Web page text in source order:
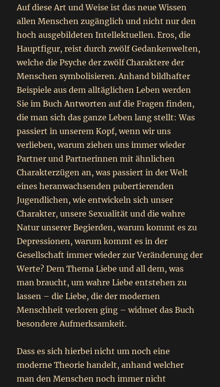
Auf diese Art und Weise ist das neue Wissen
allen Menschen zugänglich und nicht nur den
hoch ausgebildeten Intellektuellen. Eros, die
Hauptfigur, reist durch zwölf Gedankenwelten,
welche die Psyche der zwölf Charaktere der
Menschen symbolisieren. Anhand bildhafter
Beispiele aus dem alltäglichen Leben werden
Sie im Buch Antworten auf die Fragen finden,
die man sich das ganze Leben lang stellt: Was
passiert in unserem Kopf, wenn wir uns
verlieben, warum ziehen uns immer wieder
Partner und Partnerinnen mit ähnlichen
Charakterzügen an, was passiert in der Welt
eines heranwachsenden pubertierenden
Jugendlichen, wie entwickeln sich unser
Charakter, unsere Sexualität und die wahre
Natur unserer Begierden, warum kommt es zu
Depressionen, warum kommt es in der
Gesellschaft immer wieder zur Veränderung der
Werte? Dem Thema Liebe und all dem, was
man braucht, um wahre Liebe entstehen zu
lassen – die Liebe, die der modernen
Menschheit verloren ging – widmet das Buch
besondere Aufmerksamkeit.
Dass es sich hierbei nicht um noch eine
moderne Theorie handelt, anhand welcher
man den Menschen noch immer nicht